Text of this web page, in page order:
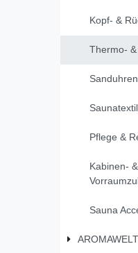
Kopf- &
Thermo-
Sanduhren
Pflege &
Kabinen‑ &
Sauna
AROMAWELT